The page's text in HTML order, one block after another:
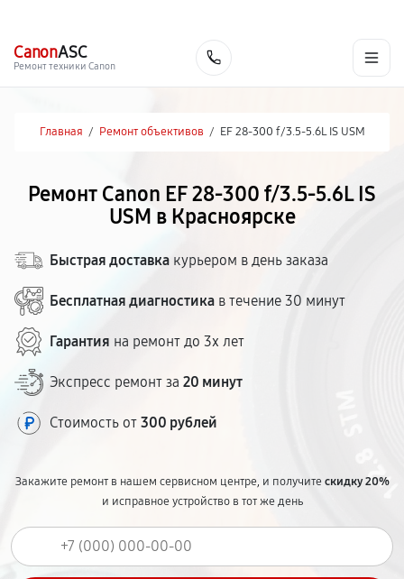
CanonASC
Ремонт техники Canon
Главная / Ремонт объективов / EF 28-300 f/3.5-5.6L IS USM
Ремонт Canon EF 28-300 f/3.5-5.6L IS
USM в Красноярске
Быстрая доставка курьером в день заказа
Бесплатная диагностика в течение 30 минут
Гарантия на ремонт до 3х лет
Экспресс ремонт за 20 минут
Стоимость от 300 рублей
Закажите ремонт в нашем сервисном центре, и получитескидку 20%
и исправное устройство в тот же день